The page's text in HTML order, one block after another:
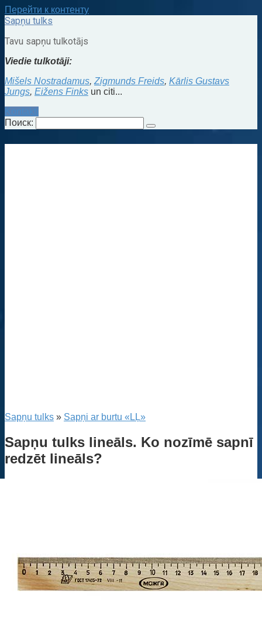
Перейти к контенту
Sapņu tulks
Tavu sapņu tulkotājs
Viedie tulkotāji:
Mišels Nostradamus, Zigmunds Freids, Kārlis Gustavs
Jungs, Eižens Finks un citi...
Kontakti
Поиск:
Sapņu tulks » Sapņi ar burtu «LĻ»
Sapņu tulks lineāls. Ko nozīmē sapnī
redzēt lineāls?